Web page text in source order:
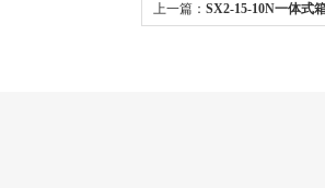
上一篇： SX2-15-10N一体式